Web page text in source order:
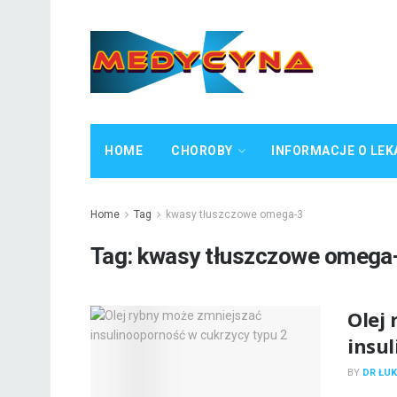
HOME CHOROBY INFORMACJE O
Home Tag kwasy tłuszczowe omega-3
Tag: kwasy tłuszczowe
Olej
BY DR